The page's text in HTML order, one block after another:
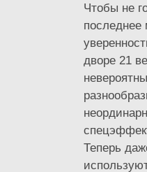
Чтобы не
последнее
дворе 21
Теперь